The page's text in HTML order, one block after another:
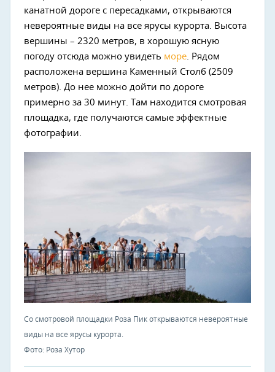
канатной дороге с пересадками, открываются
невероятные виды на все ярусы курорта. Высота
вершины – 2320 метров, в хорошую ясную
погоду отсюда можно увидеть море . Рядом
расположена вершина Каменный Столб (2509
метров). До нее можно дойти по дороге
примерно за 30 минут. Там находится смотровая
площадка, где получаются самые эффектные
фотографии.
Со смотровой площадки Роза Пик открываются невероятные
виды на все ярусы курорта.
Фото: Роза Хутор